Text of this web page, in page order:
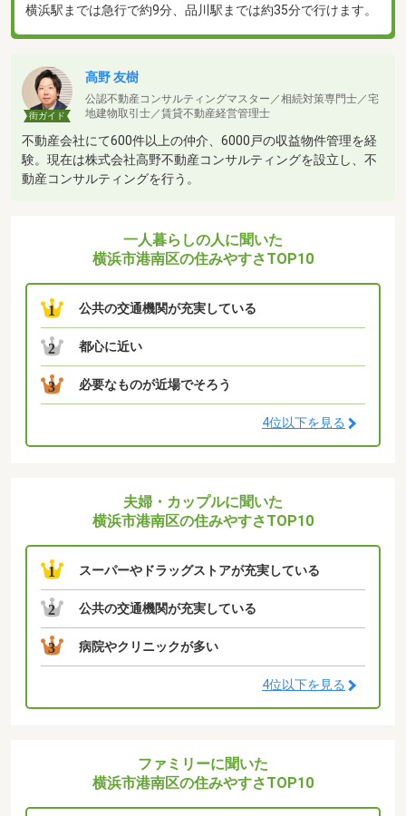
横浜駅までは急行で約9分、品川駅までは約35分で行けます。
街ガイド
高野 友樹
公認不動産コンサルティングマスター／相続対策専門士／宅
地建物取引士／賃貸不動産経営管理士
不動産会社にて600件以上の仲介、6000戸の収益物件管理を経
験。現在は株式会社高野不動産コンサルティングを設立し、不
動産コンサルティングを行う。
一人暮らしの人に聞いた
横浜市港南区の住みやすさTOP10
1 公共の交通機関が充実している
2 都心に近い
3 必要なものが近場でそろう
4位以下を見る
夫婦・カップルに聞いた
横浜市港南区の住みやすさTOP10
1 スーパーやドラッグストアが充実している
2 公共の交通機関が充実している
3 病院やクリニックが多い
4位以下を見る
ファミリーに聞いた
横浜市港南区の住みやすさTOP10